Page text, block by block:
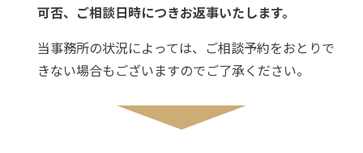
可否、ご相談日時につきお返事いたします。
当事務所の状況によっては、ご相談予約をおとりで
きない場合もございますのでご了承ください。